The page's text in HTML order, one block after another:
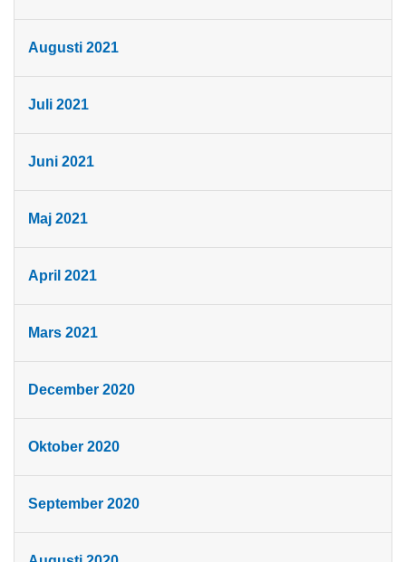
Augusti 2021
Juli 2021
Juni 2021
Maj 2021
April 2021
Mars 2021
December 2020
Oktober 2020
September 2020